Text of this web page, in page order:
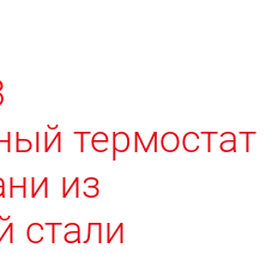
термостат
из
стали